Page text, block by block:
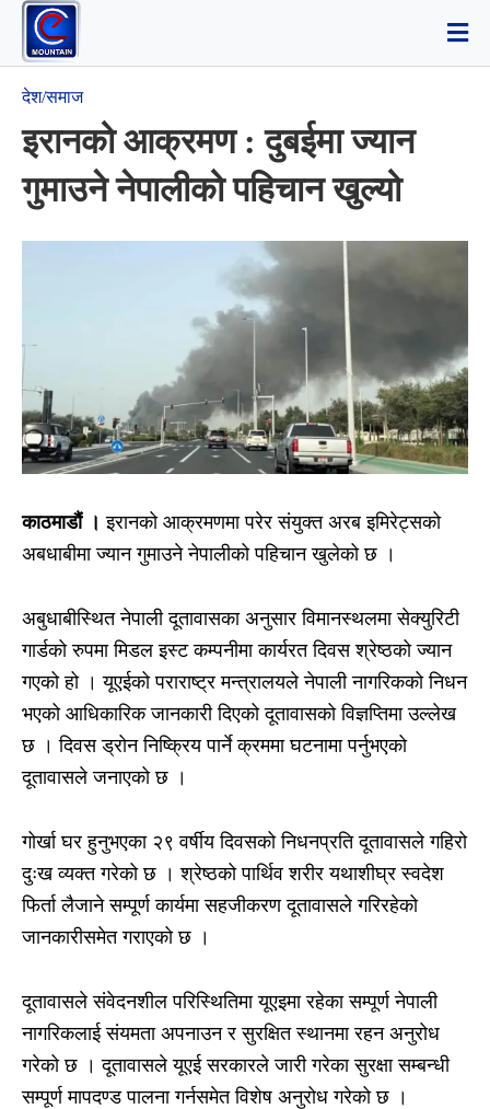
देश/समाज
इरानको आक्रमण : दुबईमा ज्यान
गुमाउने नेपालीको पहिचान खुल्यो
काठमाडौं । इरानको आक्रमणमा परेर संयुक्त अरब इमिरेट्सको
अबधाबीमा ज्यान गुमाउने नेपालीको पहिचान खुलेको छ ।
अबुधाबीस्थित नेपाली दूतावासका अनुसार विमानस्थलमा सेक्युरिटी
गार्डको रुपमा मिडल इस्ट कम्पनीमा कार्यरत दिवस श्रेष्ठको ज्यान
गएको हो । यूएईको पराराष्ट्र मन्त्रालयले नेपाली नागरिकको निधन
भएको आधिकारिक जानकारी दिएको दूतावासको विज्ञप्तिमा उल्लेख
छ । दिवस ड्रोन निष्क्रिय पार्ने क्रममा घटनामा पर्नुभएको
दूतावासले जनाएको छ ।
गोर्खा घर हुनुभएका २९ वर्षीय दिवसको निधनप्रति दूतावासले गहिरो
दुःख व्यक्त गरेको छ । श्रेष्ठको पार्थिव शरीर यथाशीघ्र स्वदेश
फिर्ता लैजाने सम्पूर्ण कार्यमा सहजीकरण दूतावासले गरिरहेको
जानकारीसमेत गराएको छ ।
दूतावासले संवेदनशील परिस्थितिमा यूएइमा रहेका सम्पूर्ण नेपाली
नागरिकलाई संयमता अपनाउन र सुरक्षित स्थानमा रहन अनुरोध
गरेको छ । दूतावासले यूएई सरकारले जारी गरेका सुरक्षा सम्बन्धी
सम्पूर्ण मापदण्ड पालना गर्नसमेत विशेष अनुरोध गरेको छ ।